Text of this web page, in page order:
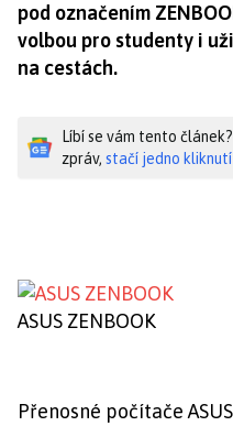
pod označením
volbou pro studenty i
na cestách.
Líbí se vám tento
zpráv, stačí jedno
ASUS ZENBOOK
Přenosné počítače